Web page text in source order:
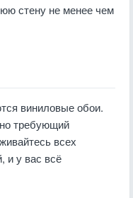
стену не менее чем
виниловые обои.
требующий
всех
и у вас всё